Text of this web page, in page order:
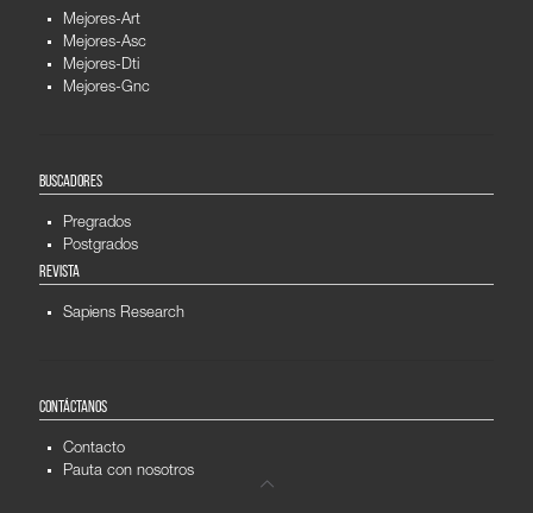
Mejores-Art
Mejores-Asc
Mejores-Dti
Mejores-Gnc
BUSCADORES
Pregrados
Postgrados
REVISTA
Sapiens Research
CONTÁCTANOS
Contacto
Pauta con nosotros